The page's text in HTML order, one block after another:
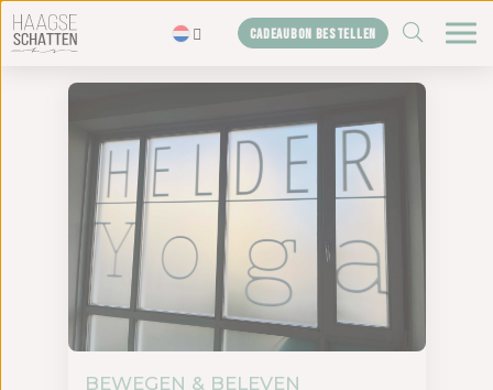
De schatten
Blogs
Shop
Over ons
Het bureau
CADEAUBON BESTELLEN ZOEKEN
BEWEGEN & BELEVEN